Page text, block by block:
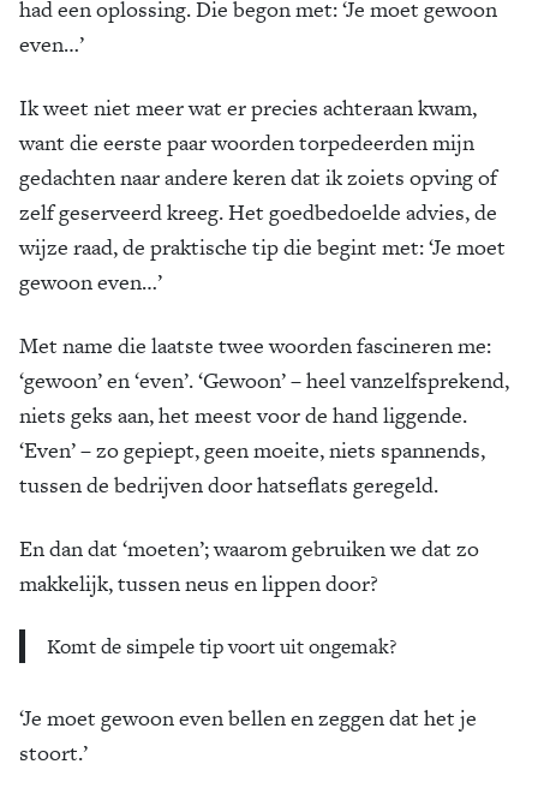
had een oplossing. Die begon met: ‘Je moet gewoon
even…’
Ik weet niet meer wat er precies achteraan kwam,
want die eerste paar woorden torpedeerden mijn
gedachten naar andere keren dat ik zoiets opving of
zelf geserveerd kreeg. Het goedbedoelde advies, de
wijze raad, de praktische tip die begint met: ‘Je moet
gewoon even…’
Met name die laatste twee woorden fascineren me:
‘gewoon’ en ‘even’. ‘Gewoon’ – heel vanzelfsprekend,
niets geks aan, het meest voor de hand liggende.
‘Even’ – zo gepiept, geen moeite, niets spannends,
tussen de bedrijven door hatseflats geregeld.
En dan dat ‘moeten’; waarom gebruiken we dat zo
makkelijk, tussen neus en lippen door?
Komt de simpele tip voort uit ongemak?
‘Je moet gewoon even bellen en zeggen dat het je
stoort.’